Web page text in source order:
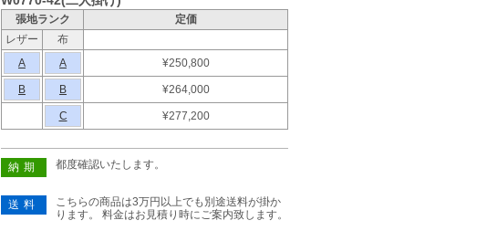
張地ランク
定価
レザー
布
A
A ¥250,800
B B ¥264,000
C ¥277,200
納期 都度確認いたします。
送料
こちらの商品は3万円以上でも別途送料が掛か
ります。 料金はお見積り時にご案内致します。